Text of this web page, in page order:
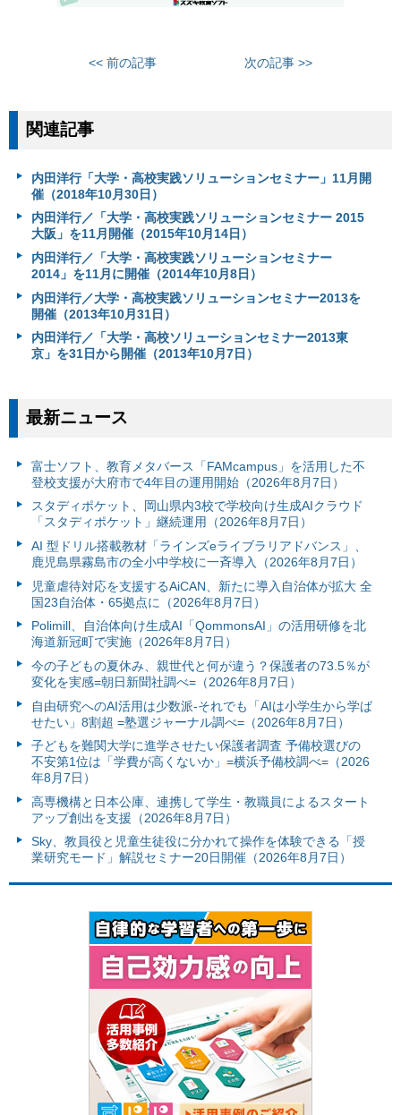
<< 前の記事 次の記事 >>
関連記事
内田洋行「大学・高校実践ソリューションセミナー」11月開
催（2018年10月30日）
内田洋行／「大学・高校実践ソリューションセミナー 2015
大阪」を11月開催（2015年10月14日）
内田洋行／「大学・高校実践ソリューションセミナー
2014」を11月に開催（2014年10月8日）
内田洋行／大学・高校実践ソリューションセミナー2013を
開催（2013年10月31日）
内田洋行／「大学・高校ソリューションセミナー2013東
京」を31日から開催（2013年10月7日）
最新ニュース
富⼠ソフト、教育メタバース「FAMcampus」を活用した不
登校支援が大府市で4年目の運用開始（2026年8月7日）
スタディポケット、岡山県内3校で学校向け生成AIクラウド
「スタディポケット」継続運用（2026年8月7日）
AI 型ドリル搭載教材「ラインズeライブラリアドバンス」、
鹿児島県霧島市の全小中学校に一斉導入（2026年8月7日）
児童虐待対応を支援するAiCAN、新たに導入自治体が拡大 全
国23自治体・65拠点に（2026年8月7日）
Polimill、自治体向け生成AI「QommonsAI」の活用研修を北
海道新冠町で実施（2026年8月7日）
今の子どもの夏休み、親世代と何が違う？保護者の73.5％が
変化を実感=朝日新聞社調べ=（2026年8月7日）
自由研究へのAI活用は少数派-それでも「AIは小学生から学ば
せたい」8割超 =塾選ジャーナル調べ=（2026年8月7日）
子どもを難関大学に進学させたい保護者調査 予備校選びの
不安第1位は「学費が高くないか」=横浜予備校調べ=（2026
年8月7日）
高専機構と日本公庫、連携して学生・教職員によるスタート
アップ創出を支援（2026年8月7日）
Sky、教員役と児童生徒役に分かれて操作を体験できる「授
業研究モード」解説セミナー20日開催（2026年8月7日）